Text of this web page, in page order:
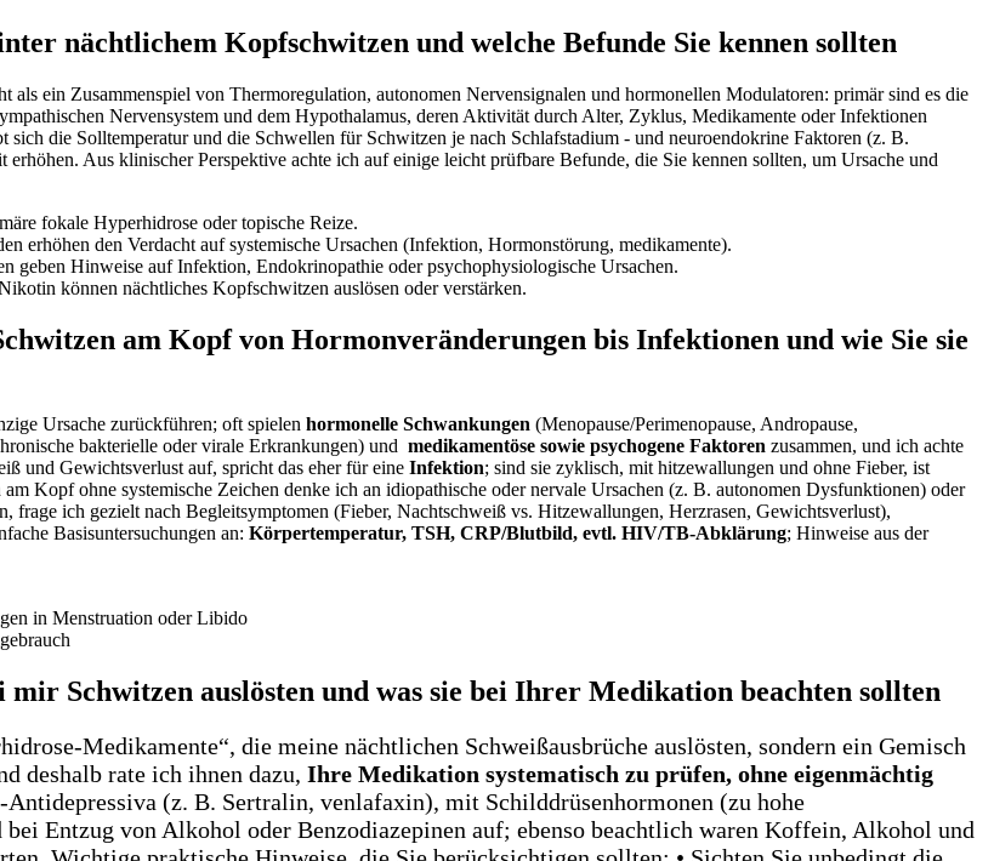
nächtlichem Kopfschwitzen und welche Befunde Sie kennen sollten
ein Zusammenspiel​ von Thermoregulation, autonomen Nervensignalen ⁣und hormonellen Modulatoren: primär sind es die
Nervensystem ‌und dem Hypothalamus, deren Aktivität durch Alter, Zyklus, Medikamente⁣ oder Infektionen
die Solltemperatur und die Schwellen für Schwitzen je nach Schlafstadium ‌- und​ neuroendokrine Faktoren (z. B.
Aus klinischer Perspektive achte ich auf einige leicht prüfbare Befunde, die Sie kennen sollten, ‌um Ursache und
fokale Hyperhidrose oder topische Reize.
erhöhen den Verdacht auf systemische Ursachen (Infektion, Hormonstörung, medikamente).
geben Hinweise auf Infektion, Endokrinopathie oder psychophysiologische​ Ursachen.
können nächtliches Kopfschwitzen auslösen oder⁤ verstärken.
‍am Kopf von Hormonveränderungen bis Infektionen und wie⁣ Sie sie⁢
Ursache zurückführen; oft spielen hormonelle Schwankungen (Menopause/Perimenopause, Andropause,
bakterielle oder ‌virale ⁢Erkrankungen)⁤ und medikamentöse sowie ‍psychogene Faktoren ⁣zusammen, und ich achte
und Gewichtsverlust auf, spricht das eher für ‌eine Infektion; sind sie zyklisch, mit hitzewallungen und ohne Fieber, ist
Kopf ohne systemische Zeichen denke ich ⁢an idiopathische oder nervale Ursachen (z. B. autonomen Dysfunktionen) oder
ich gezielt‍ nach Begleitsymptomen (Fieber, Nachtschweiß vs. Hitzewallungen, Herzrasen, Gewichtsverlust),
Basisuntersuchungen an: Körpertemperatur, TSH, CRP/Blutbild, evtl. HIV/TB-Abklärung; Hinweise aus der
in Menstruation ‌oder Libido
mir Schwitzen auslösten und was sie bei Ihrer Medikation beachten sollten
Medikamente“, die​ meine nächtlichen Schweißausbrüche auslösten, sondern ein Gemisch
deshalb⁣ rate ich ihnen dazu, Ihre Medikation systematisch zu prüfen, ohne eigenmächtig
(z. B. Sertralin, venlafaxin), mit Schilddrüsenhormonen⁣ (zu hohe
Entzug von Alkohol oder Benzodiazepinen auf; ebenso beachtlich waren Koffein, Alkohol und